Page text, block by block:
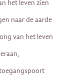
het leven zien
naar de aarde
van het leven